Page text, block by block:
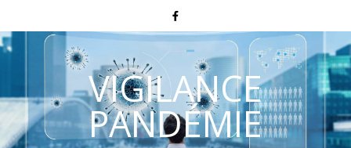
VIGILANCE
PANDÉMIE